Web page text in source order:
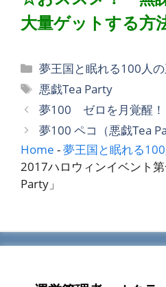
大量ゲットする方
カ
テ
ゴ
リ
ー
夢王国と眠れる100人
タ
グ
悪戯Tea Party
夢100 ゼロを月覚醒！
夢100 ペコ（悪戯Tea
Home -夢王国と眠れる
2017ハロウィンイベント
Party」